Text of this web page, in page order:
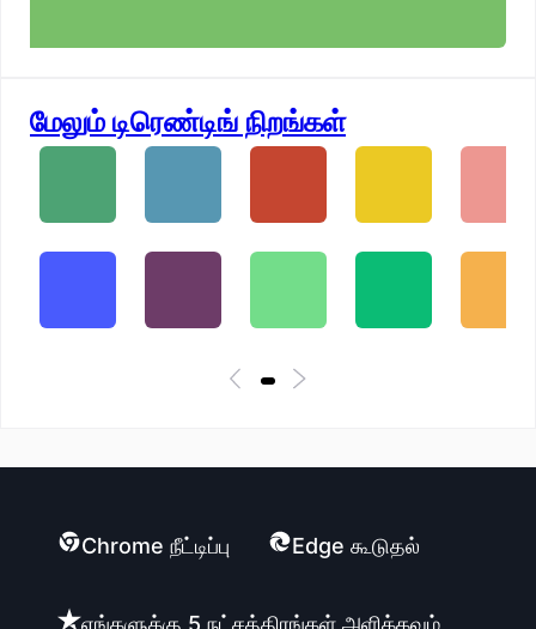
மேலும் டிரெண்டிங் நிறங்கள்
Chrome நீட்டிப்பு Edge கூடுதல்
எங்களுக்கு 5 நட்சத்திரங்கள் அளிக்கவும்